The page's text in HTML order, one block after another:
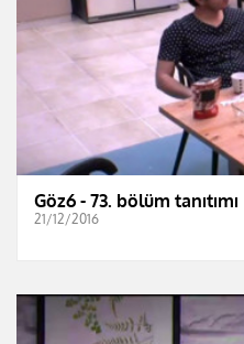
Göz6 - 73. bölüm tanıtımı
21/12/2016